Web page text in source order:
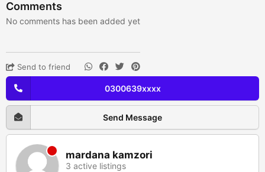
Comments
No comments has been added yet
Send to friend
0300639xxxx
Send Message
mardana kamzori
3 active listings